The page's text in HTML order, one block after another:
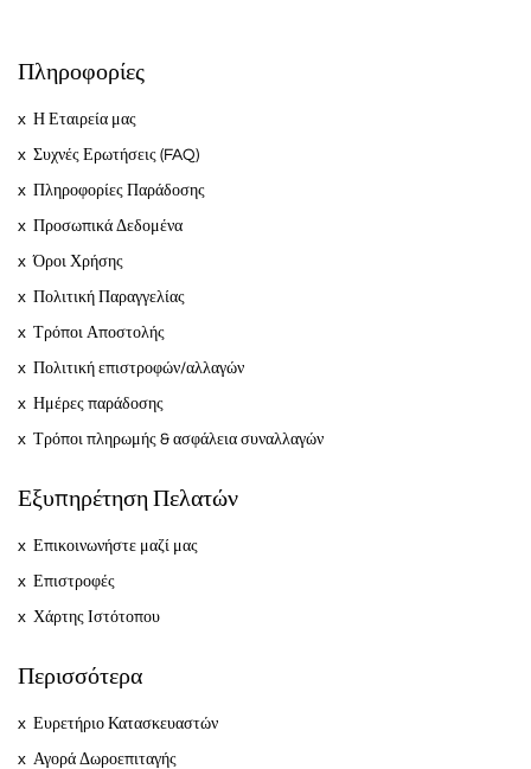
Πληροφορίες
Η Εταιρεία μας
Συχνές Ερωτήσεις (FAQ)
Πληροφορίες Παράδοσης
Προσωπικά Δεδομένα
Όροι Χρήσης
Πολιτική Παραγγελίας
Τρόποι Αποστολής
Πολιτική επιστροφών/αλλαγών
Ημέρες παράδοσης
Τρόποι πληρωμής & ασφάλεια συναλλαγών
Εξυπηρέτηση Πελατών
Επικοινωνήστε μαζί μας
Επιστροφές
Χάρτης Ιστότοπου
Περισσότερα
Ευρετήριο Κατασκευαστών
Αγορά Δωροεπιταγής